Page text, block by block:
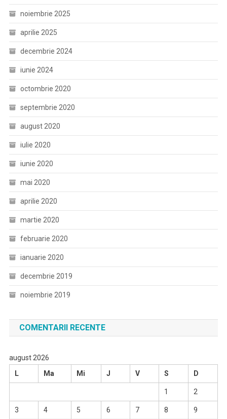
noiembrie 2025
aprilie 2025
decembrie 2024
iunie 2024
octombrie 2020
septembrie 2020
august 2020
iulie 2020
iunie 2020
mai 2020
aprilie 2020
martie 2020
februarie 2020
ianuarie 2020
decembrie 2019
noiembrie 2019
COMENTARII RECENTE
august 2026
L
Ma Mi J V S D
1 2
3 4 5 6 7 8 9